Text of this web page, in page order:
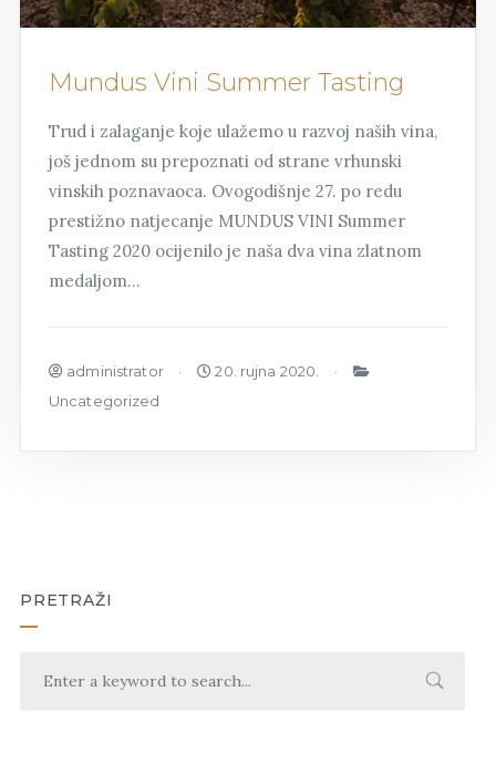
Mundus Vini Summer Tasting
Trud i zalaganje koje ulažemo u razvoj naših vina,
još jednom su prepoznati od strane vrhunski
vinskih poznavaoca. Ovogodišnje 27. po redu
prestižno natjecanje MUNDUS VINI Summer
Tasting 2020 ocijenilo je naša dva vina zlatnom
medaljom…
administrator
20. rujna 2020.
Uncategorized
PRETRAŽI